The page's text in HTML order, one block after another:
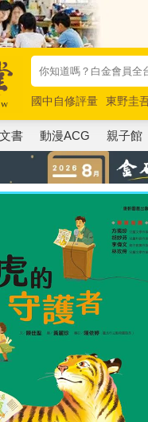
國中自修評量 東野圭
唯紅花綻放
奧德賽
書 動漫ACG 親子館